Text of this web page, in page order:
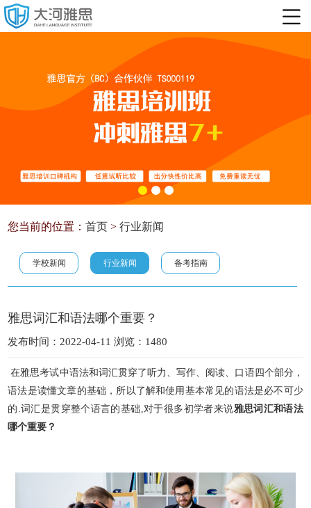
您当前的位置：首页 >行业新闻
学校新闻 行业新闻 备考指南
雅思词汇和语法哪个重要？
发布时间：2022-04-11 浏览：1480
在雅思考试中语法和词汇贯穿了听力、写作、阅读、口语四个部分，
语法是读懂文章的基础，所以了解和使用基本常见的语法是必不可少
的.词汇是贯穿整个语言的基础,对于很多初学者来说雅思词汇和语法
哪个重要？